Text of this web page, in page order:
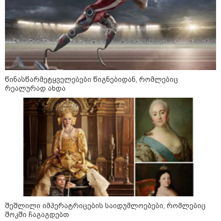
ინფორმაციას ავრცელებს
ხარკოვის მერი?
10:02 / 09-08-2026
"ქართული ოცნება” ხელს
უწყობს ირანული
ტერორისტული ქსელების
უკანონო გაფართოებას, თუმცა
კატეგორიის ყველა სიახლე
ვოლოდიმირ ზელენსკი - ამ
კვირაში გვექნება ახალი
კონტაქტები შუამავლებთან -
წინასწარმეტყველებები წიგნებიდან, რომლებიც
რეალურად ახდა
შეშლილი იმპერატრიცების საიდუმლოებები, რომლებიც
შოკში ჩაგაგდებთ